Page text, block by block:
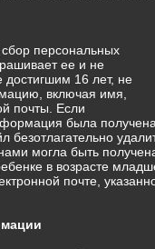
персональных
ее и не
достигшим 16 лет, не
включая имя,
почты. Если
была получена
безотлагательно
могла быть
в возрасте
почте,